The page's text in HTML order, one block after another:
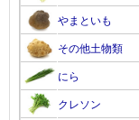
やまといも
その他土物類
にら
クレソン